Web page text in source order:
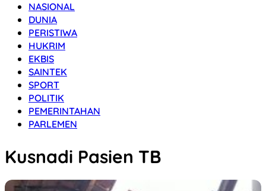
NASIONAL
DUNIA
PERISTIWA
HUKRIM
EKBIS
SAINTEK
SPORT
POLITIK
PEMERINTAHAN
PARLEMEN
Kusnadi Pasien TB